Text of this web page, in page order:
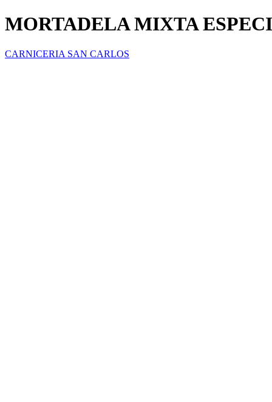
MORTADELA MIXTA
CARNICERIA SAN CARLOS